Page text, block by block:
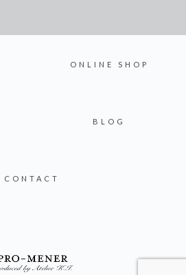
ONLINE SHOP
BLOG
CONTACT